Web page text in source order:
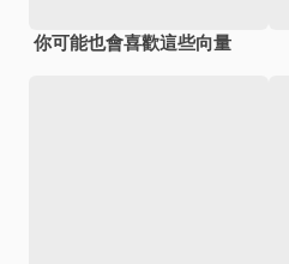
你可能也會喜歡這些向量